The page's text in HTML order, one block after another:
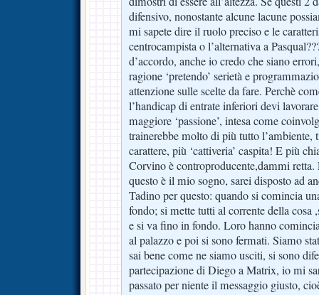
difensivo, nonostante alcune lacune
mi sapete dire il ruolo preciso e le
centrocampista o l’alternativa a
d’accordo, anche io credo che siano
ragione ‘pretendo’ serietà e
attenzione sulle scelte da fare. Perchè
l’handicap di entrate inferiori devi
maggiore ‘passione’, intesa come
trainerebbe molto di più tutto l’ambiente,
carattere, più ‘cattiveria’ caspita! E più
Corvino è controproducente,dammi retta.
questo è il mio sogno, sarei disposto ad
Tadino per questo: quando si comincia
fondo; si mette tutti al corrente della cosa
e si va fino in fondo. Loro hanno
al palazzo e poi si sono fermati. Siamo
sai bene come ne siamo usciti, si sono
partecipazione di Diego a Matrix, io mi
passato per niente il messaggio giusto,